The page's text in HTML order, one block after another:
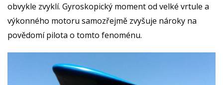
obvykle zvyklí. Gyroskopický moment od velké vrtule a
výkonného motoru samozřejmě zvyšuje nároky na
povědomí pilota o tomto fenoménu.